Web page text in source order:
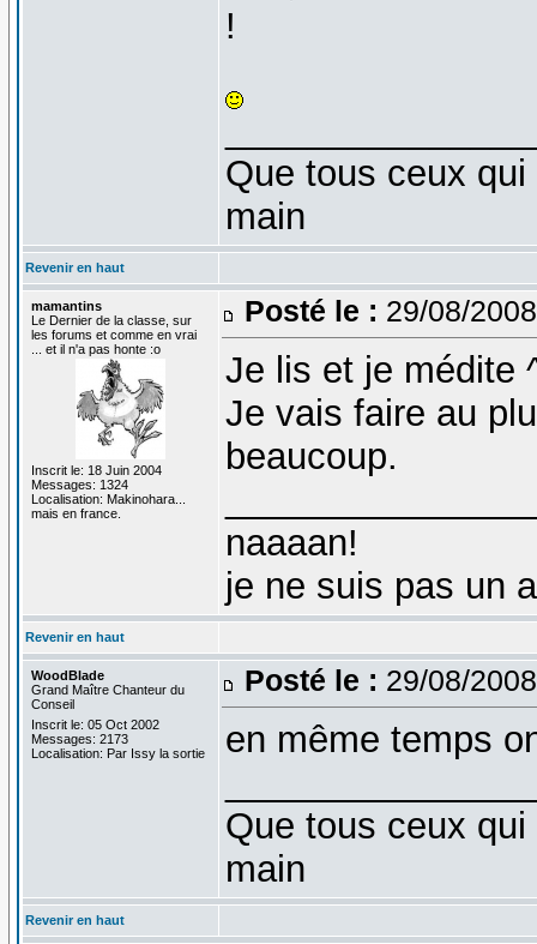
!
Que tous ceux
main
Revenir en haut
mamantins
Le Dernier de la classe, sur
les forums et comme en vrai
... et il n'a pas honte :o
Inscrit le: 18 Juin 2004
Messages: 1324
Localisation: Makinohara...
mais en france.
Posté le : 29/08/
Je lis et je médite
Je vais faire au
beaucoup.
naaaan!
je ne suis pas un
Revenir en haut
WoodBlade
Grand Maître Chanteur du
Conseil
Inscrit le: 05 Oct 2002
Messages: 2173
Localisation: Par Issy la sortie
Posté le : 29/08/
en même temps
Que tous ceux
main
Revenir en haut